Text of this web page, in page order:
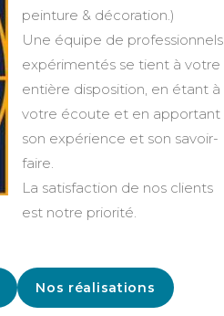
peinture & décoration.)
Une équipe de professionnels
expérimentés se tient à votre
entière disposition, en étant à
votre écoute et en apportant
son expérience et son savoir-
faire.
La satisfaction de nos clients
est notre priorité.
Nos réalisations